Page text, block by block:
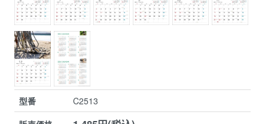
型番
C2513